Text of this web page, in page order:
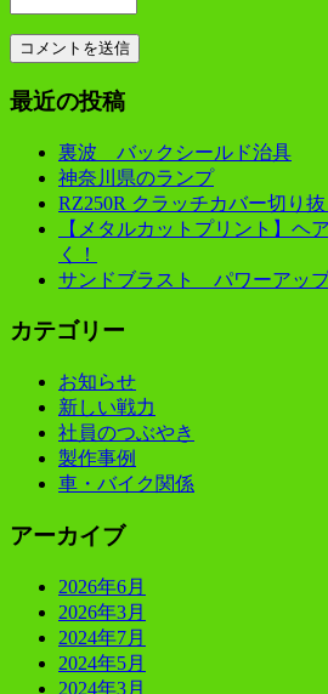
最近の投稿
裏波 バックシールド治具
神奈川県のランプ
RZ250R クラッチカバー切り
【メタルカットプリント】ヘ
く！
サンドブラスト パワーアップ
カテゴリー
お知らせ
新しい戦力
社員のつぶやき
製作事例
車・バイク関係
アーカイブ
2026年6月
2026年3月
2024年7月
2024年5月
2024年3月